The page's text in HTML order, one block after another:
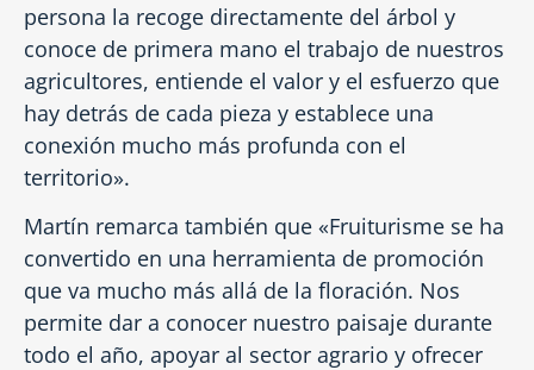
persona la recoge directamente del árbol y
conoce de primera mano el trabajo de nuestros
agricultores, entiende el valor y el esfuerzo que
hay detrás de cada pieza y establece una
conexión mucho más profunda con el
territorio».
Martín remarca también que «Fruiturisme se ha
convertido en una herramienta de promoción
que va mucho más allá de la floración. Nos
permite dar a conocer nuestro paisaje durante
todo el año, apoyar al sector agrario y ofrecer